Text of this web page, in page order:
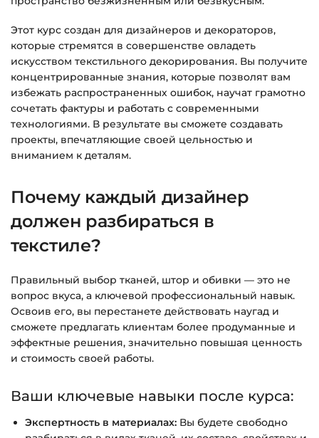
справке >>>
Вопросы?Пишите наinfo@siluette.com.uaили в
чат на сайте.
Этот курс создан для дизайнеров и декораторов,
которые стремятся в совершенстве овладеть
искусством текстильного декорирования. Вы получите
концентрированные знания, которые позволят вам
избежать распространенных ошибок, научат грамотно
сочетать фактуры и работать с современными
технологиями. В результате вы сможете создавать
проекты, впечатляющие своей цельностью и
вниманием к деталям.
Почему каждый дизайнер
должен разбираться в
текстиле?
Правильный выбор тканей, штор и обивки — это не
вопрос вкуса, а ключевой профессиональный навык.
Освоив его, вы перестанете действовать наугад и
сможете предлагать клиентам более продуманные и
эффектные решения, значительно повышая ценность
и стоимость своей работы.
Ваши ключевые навыки после курса:
Экспертность в материалах: Вы будете свободно